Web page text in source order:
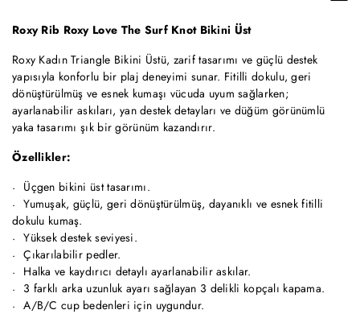
Roxy Rib Roxy Love The Surf Knot Bikini Üst
Roxy Kadın Triangle Bikini Üstü, zarif tasarımı ve güçlü destek
yapısıyla konforlu bir plaj deneyimi sunar. Fitilli dokulu, geri
dönüştürülmüş ve esnek kumaşı vücuda uyum sağlarken;
ayarlanabilir askıları, yan destek detayları ve düğüm görünümlü
yaka tasarımı şık bir görünüm kazandırır.
Özellikler:
Üçgen bikini üst tasarımı.
Yumuşak, güçlü, geri dönüştürülmüş, dayanıklı ve esnek fitilli
dokulu kumaş.
Yüksek destek seviyesi.
Çıkarılabilir pedler.
Halka ve kaydırıcı detaylı ayarlanabilir askılar.
3 farklı arka uzunluk ayarı sağlayan 3 delikli kopçalı kapama.
A/B/C cup bedenleri için uygundur.